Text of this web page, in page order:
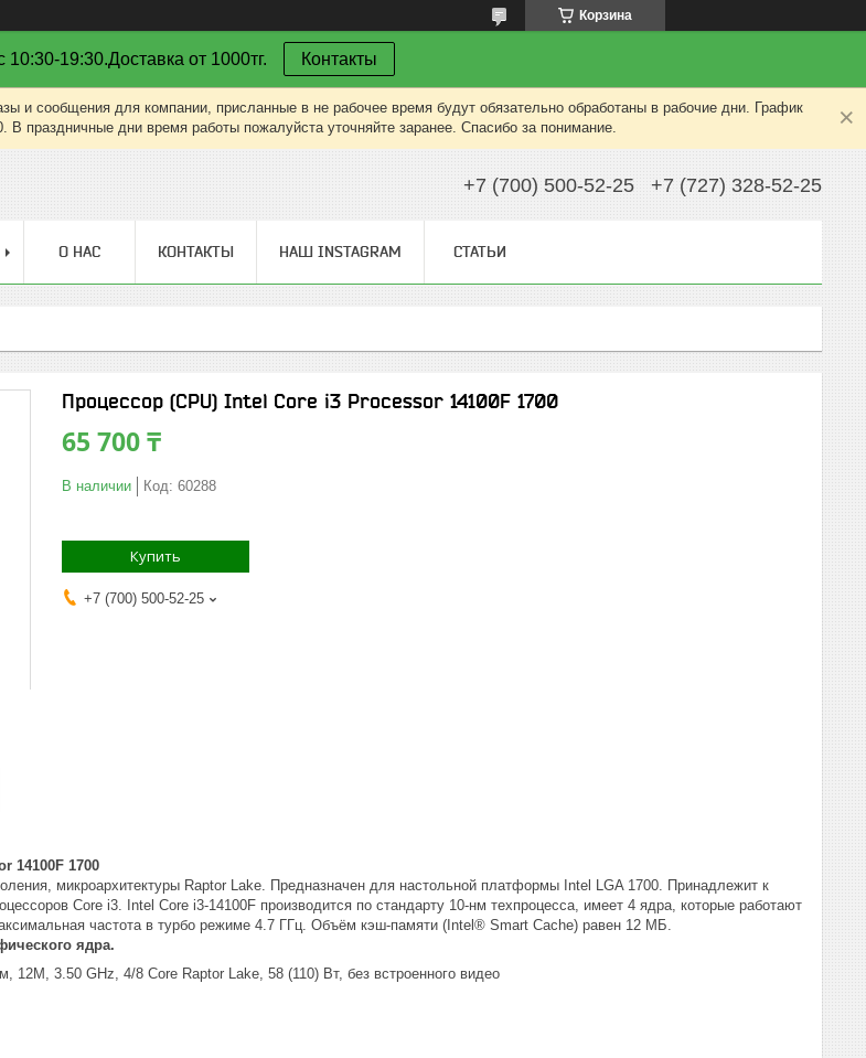
Корзина
19:30.Доставка от 1000тг. Контакты
и сообщения для компании, присланные в не рабочее время будут обязательно обработаны в рабочие дни. График
праздничные дни время работы пожалуйста уточняйте заранее. Спасибо за понимание.
+7 (700) 500-52-25 +7 (727) 328-52-25
О НАС КОНТАКТЫ НАШ INSTAGRAM СТАТЬИ
Процессор (CPU) Intel Core i3 Processor 14100F 1700
65 700 ₸
В наличии Код: 60288
Купить
+7 (700) 500-52-25
14100F 1700
микроархитектуры Raptor Lake. Предназначен для настольной платформы Intel LGA 1700. Принадлежит к
Core i3. Intel Core i3-14100F производится по стандарту 10-нм техпроцесса, имеет 4 ядра, которые работают
частота в турбо режиме 4.7 ГГц. Объём кэш-памяти (Intel® Smart Cache) равен 12 МБ.
ядра.
12M, 3.50 GHz, 4/8 Core Raptor Lake, 58 (110) Вт, без встроенного видео